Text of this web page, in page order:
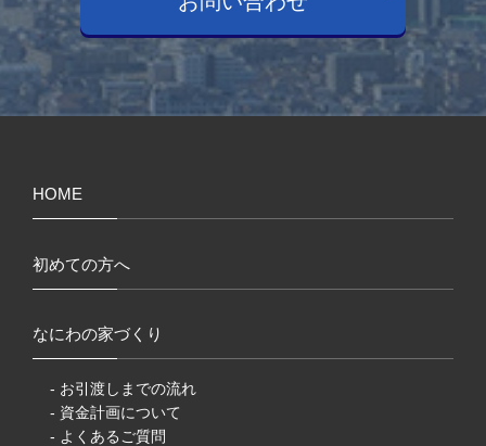
HOME
初めての方へ
なにわの家づくり
- お引渡しまでの流れ
- 資金計画について
- よくあるご質問